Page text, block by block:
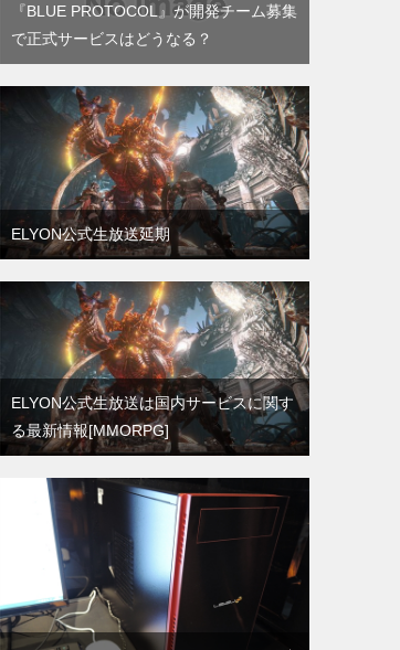
『BLUE PROTOCOL』が開発チーム募集
で正式サービスはどうなる？
ELYON公式生放送延期
ELYON公式生放送は国内サービスに関す
る最新情報[MMORPG]